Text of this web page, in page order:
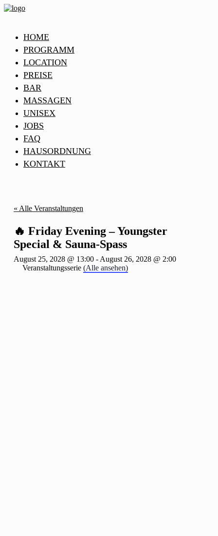
HOME
PROGRAMM
LOCATION
PREISE
BAR
MASSAGEN
UNISEX
JOBS
FAQ
HAUSORDNUNG
KONTAKT
« Alle Veranstaltungen
🔥 Friday Evening – Youngster
Special & Sauna-Spass
August 25, 2028 @ 13:00 - August 26, 2028 @ 2:00
Veranstaltungsserie (Alle ansehen)